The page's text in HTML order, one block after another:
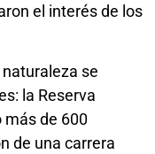
el interés de los
se
la Reserva
más de 600
de una carrera